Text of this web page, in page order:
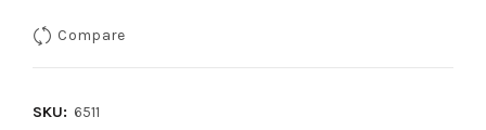
Compare
SKU: 6511